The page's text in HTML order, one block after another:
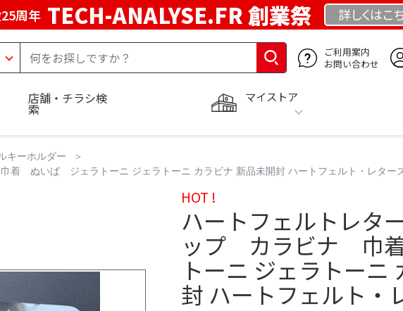
周年 TECH-ANALYSE.FR 創業祭 詳しくはこ
ご利用案内
お問い合わせ
マイストア
店舗・チラシ検
索
キーホルダー
ぬいば ジェラトーニ ジェラトーニ カラビナ 新品未開封 ハートフェルト・レター
HOT !
ハートフェルトレタ
ップ カラビナ 巾
トーニ ジェラトーニ
封 ハートフェルト・